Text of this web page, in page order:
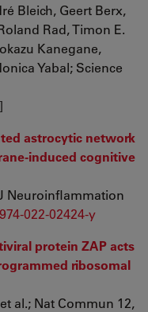
Bleich, Geert Berx,
Rad, Timon E.
Kanegane,
Yabal; Science
astrocytic network
induced cognitive
Neuroinflammation
022-02424-y
protein ZAP acts
ribosomal
al.; Nat Commun 12,